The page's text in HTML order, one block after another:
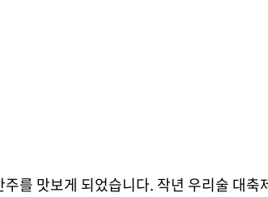
를 맛보게 되었습니다. 작년 우리술 대축